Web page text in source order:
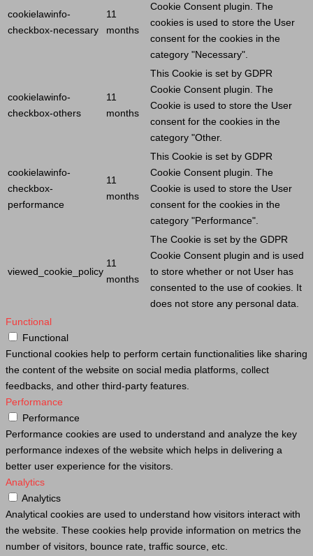
cookielawinfo-
checkbox-necessary
11
months
Cookie Consent plugin. The
cookies is used to store the User
consent for the cookies in the
category "Necessary".
cookielawinfo-
checkbox-others
11
months
This Cookie is set by GDPR
Cookie Consent plugin. The
Cookie is used to store the User
consent for the cookies in the
category "Other.
cookielawinfo-
checkbox-
performance
11
months
This Cookie is set by GDPR
Cookie Consent plugin. The
Cookie is used to store the User
consent for the cookies in the
category "Performance".
viewed_cookie_policy
11
months
The Cookie is set by the GDPR
Cookie Consent plugin and is used
to store whether or not User has
consented to the use of cookies. It
does not store any personal data.
Functional
Functional
Functional cookies help to perform certain functionalities like sharing
the content of the website on social media platforms, collect
feedbacks, and other third-party features.
Performance
Performance
Performance cookies are used to understand and analyze the key
performance indexes of the website which helps in delivering a
better user experience for the visitors.
Analytics
Analytics
Analytical cookies are used to understand how visitors interact with
the website. These cookies help provide information on metrics the
number of visitors, bounce rate, traffic source, etc.